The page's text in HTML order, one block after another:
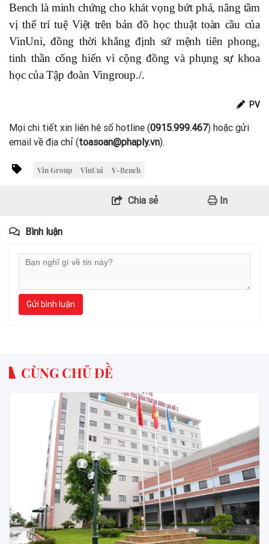
Bench là minh chứng cho khát vọng bứt phá, nâng tầm
vị thế trí tuệ Việt trên bản đồ học thuật toàn cầu của
VinUni, đồng thời khẳng định sứ mệnh tiên phong,
tinh thần cống hiến vì cộng đồng và phụng sự khoa
học của Tập đoàn Vingroup./.
PV
Mọi chi tiết xin liên hệ số hotline (0915.999.467) hoặc gửi
email về địa chỉ (toasoan@phaply.vn).
Vin Group VinUni V-Bench
Chia sẻ In
Bình luận
Gửi bình luận
CÙNG CHỦ ĐỀ